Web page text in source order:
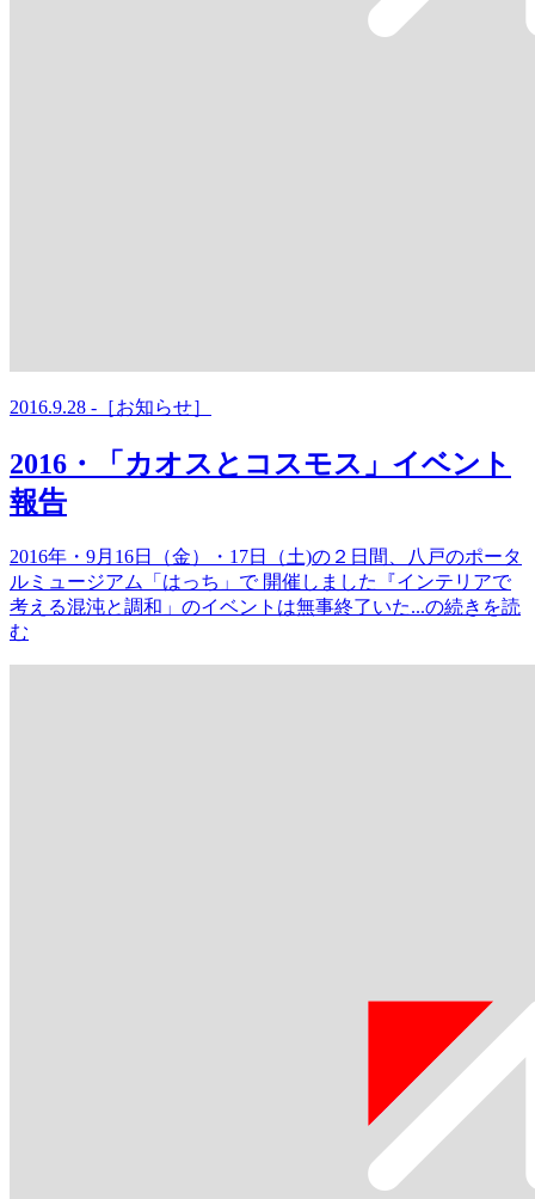
2016.9.28 -［お知らせ］
2016・「カオスとコスモス」イベント
報告
2016年・9月16日（金）・17日（土)の２日間、八戸のポータ
ルミュージアム「はっち」で 開催しました『インテリアで
考える混沌と調和」のイベントは無事終了いた...の続きを読
む